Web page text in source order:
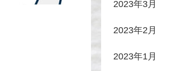
2023年3月
2023年2月
2023年1月